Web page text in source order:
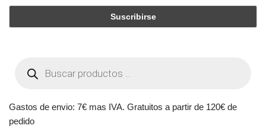
Gastos de envio: 7€ mas IVA. Gratuitos a partir de 120€ de
pedido